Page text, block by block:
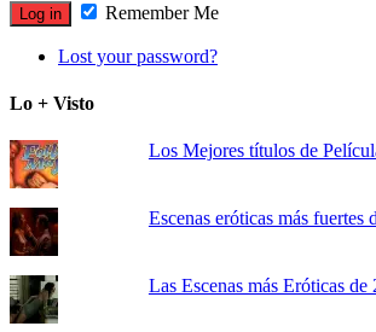
Remember Me
Lost your password?
Lo + Visto
Los Mejores títulos de
Escenas eróticas más fuertes
Las Escenas más Eróticas de